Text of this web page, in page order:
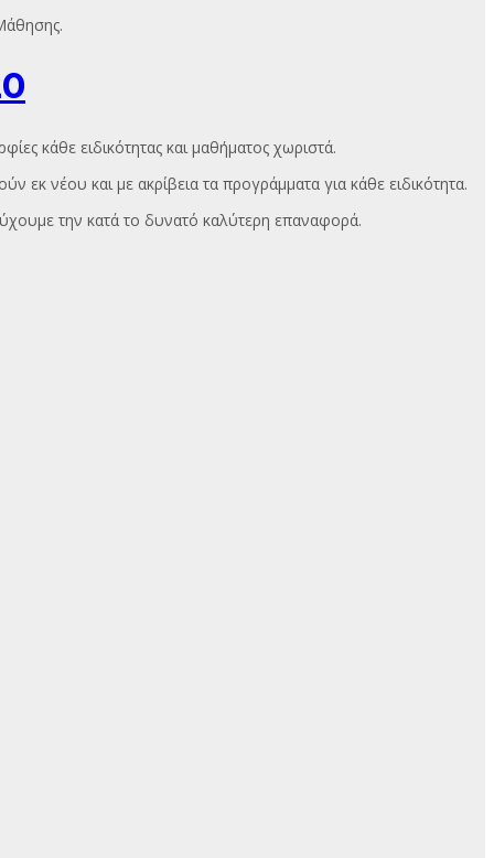
κάθε ειδικότητας και μαθήματος χωριστά.
εκ νέου και με ακρίβεια τα προγράμματα για κάθε ειδικότητα.
την κατά το δυνατό καλύτερη επαναφορά.